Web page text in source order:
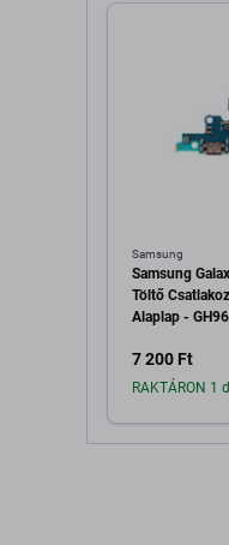
Samsung
Samsung
Töltő
Alaplap -
Service Pack
7 200 Ft
RAKTÁRON 1